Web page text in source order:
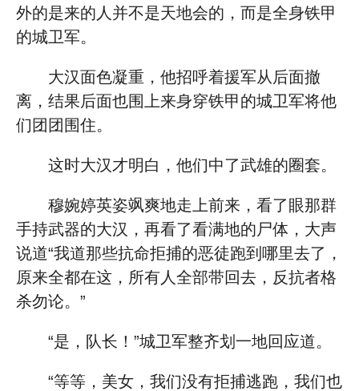
外的是来的人并不是天地会的，而是全身铁甲
的城卫军。
大汉面色凝重，他招呼着援军从后面撤
离，结果后面也围上来身穿铁甲的城卫军将他
们团团围住。
这时大汉才明白，他们中了武雄的圈套。
穆婉婷英姿飒爽地走上前来，看了眼那群
手持武器的大汉，再看了看满地的尸体，大声
说道“我道那些抗命拒捕的恶徒跑到哪里去了，
原来全都在这，所有人全部带回去，反抗者格
杀勿论。”
“是，队长！”城卫军整齐划一地回应道。
“等等，美女，我们没有拒捕逃跑，我们也